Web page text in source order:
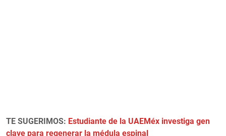
TE SUGERIMOS: Estudiante de la UAEMéx investiga gen
clave para regenerar la médula espinal